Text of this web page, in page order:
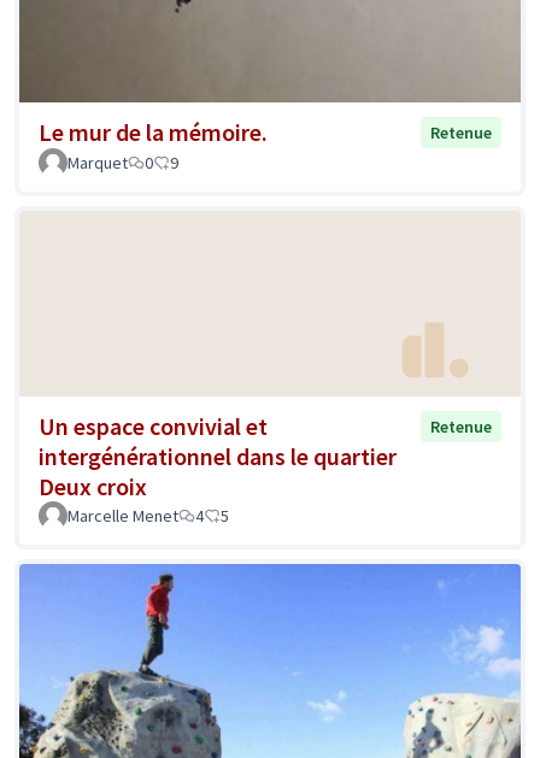
Le mur de la mémoire.
Retenue
Marquet
0 9
Un espace convivial et
intergénérationnel dans le quartier
Deux croix
Retenue
Marcelle Menet 4 5